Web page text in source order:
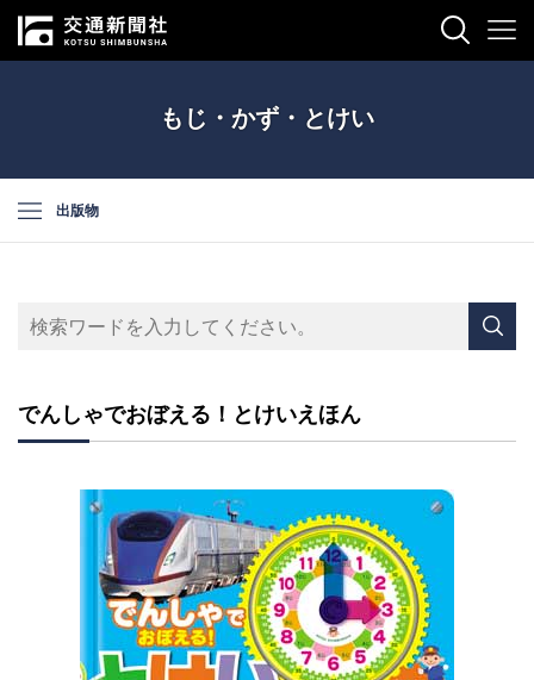
もじ・かず・とけい
出版物
でんしゃでおぼえる！とけいえほん